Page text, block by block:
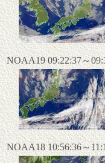
NOAA19 09:22:37～
NOAA18 10:56:36～